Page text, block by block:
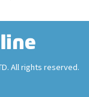
All rights reserved.